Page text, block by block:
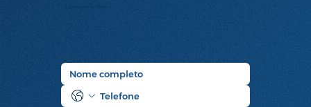
Faça contato conosco